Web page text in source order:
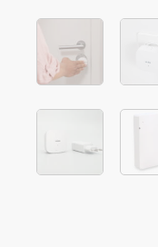
Adaptadores